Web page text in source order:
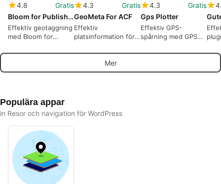
4.8
Gratis
Bloom for Publishers
Effektiv geotaggning
med Bloom for
4.3
Gratis
GeoMeta For ACF
Effektiv
platsinformation för
4.3
Gratis
Gps Plotter
Effektiv GPS-
spårning med GPS
Mer
Populära appar
in Resor och navigation för WordPress